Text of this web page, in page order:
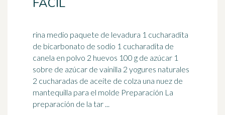
rina medio paquete de levadura 1 cucharadita
de bicarbonato de sodio 1 cucharadita de
canela en polvo 2 huevos 100 g de azúcar 1
sobre de azúcar de vainilla 2 yogures naturales
2 cucharadas de aceite de colza una nuez de
mantequilla para el molde Preparación La
preparación de la tar ...